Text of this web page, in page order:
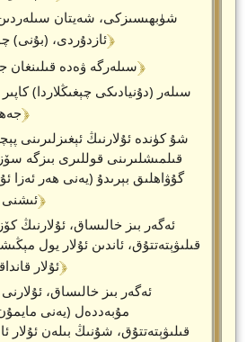
شۈبھىسىزكى، شەيتان
ئازدۇردى،﴾ 62 ﴿
سىلەرگە ۋەدە قىلىنغان﴾ 63 ﴿
سىلەر (دۇنيادىكى چېغىڭلاردا)
﴾ 64 ﴿
شۇ كۈندە ئۇلارنىڭ ئېغىزلىرىنى
قىلمىشلىرىنى قوللىرى بىزگە
گۇۋاھلىق بېرىدۇ (يەنى ھەر ئەزا
﴾ 65 ﴿
ئەگەر بىز خالىساق، ئۇلارنىڭ
قىلىۋېتەتتۇق، ئاندىن ئۇلار يول
ئۇلار﴾ 66 ﴿
ئەگەر بىز خالىساق، ئۇلارنى
مۇبەددەل (يەنى
قىلىۋېتەتتۇق، شۇنىڭ بىلەن ئۇلار